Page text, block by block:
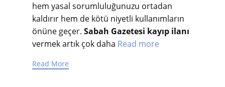
hem yasal sorumluluğunuzu ortadan
kaldırır hem de kötü niyetli kullanımların
önüne geçer. Sabah Gazetesi kayıp ilanı
vermek artık çok daha Read more
Read More